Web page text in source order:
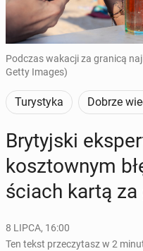
Podczas wakacji za granicą
Getty Images)
Turystyka Dobrze
Bry­tyj­ski
kosz­tow­nym
ściach kartą za
8 LIPCA, 16:00
Ten tekst przeczytasz w 2